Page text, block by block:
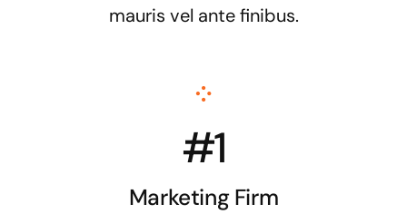
mauris vel ante finibus.
#1
Marketing Firm